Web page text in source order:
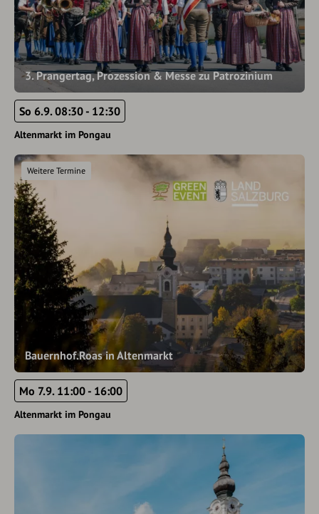
3. Prangertag, Prozession & Messe zu Patrozinium
So 6.9. 08:30 - 12:30
Altenmarkt im Pongau
Bauernhof.Roas in Altenmarkt
Weitere Termine
Mo 7.9. 11:00 - 16:00
Altenmarkt im Pongau